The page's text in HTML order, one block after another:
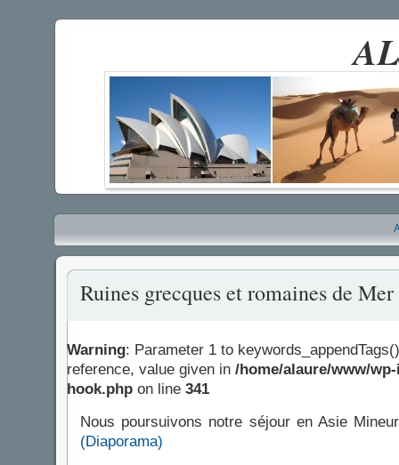
Ruines grecques et romaines de
Warning: Parameter 1 to
reference, value given in /home/alaure/www/
hook.php on line 341
Nous poursuivons notre séjour en Asie
(Diaporama)